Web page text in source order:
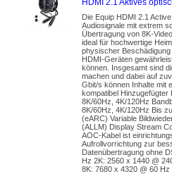
Die Equip HDMI 2.1
Audiosignale mit extrem
Übertragung von 8K-
ideal für hochwertige
physischer
HDMI-Geräten
können. Insgesamt sind
machen und dabei auf
Gbit/s können Inhalte mit
kompatibel
8K/60Hz, 4K/120Hz
8K/60Hz, 4K/120Hz Bis
(eARC) Variable
(ALLM) Display Stream
AOC-Kabel ist
Aufrollvorrichtung zur
Datenübertragung ohne
Hz 2K: 2560 x 1440 @
8K: 7680 x 4320 @ 60